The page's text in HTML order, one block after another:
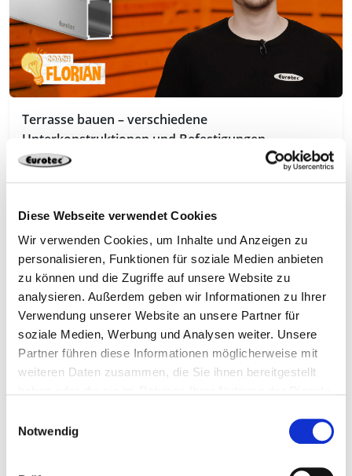
Diese Webseite verwendet Cookies
Wir verwenden Cookies, um Inhalte und Anzeigen zu
personalisieren, Funktionen für soziale Medien anbieten
zu können und die Zugriffe auf unsere Website zu
analysieren. Außerdem geben wir Informationen zu Ihrer
Verwendung unserer Website an unsere Partner für
soziale Medien, Werbung und Analysen weiter. Unsere
Partner führen diese Informationen möglicherweise mit
weiteren Daten zusammen, die Sie ihnen bereitgestellt
Notwendig
Terrasse bauen – verschiedene
Unterkonstruktionen und Befestigungen